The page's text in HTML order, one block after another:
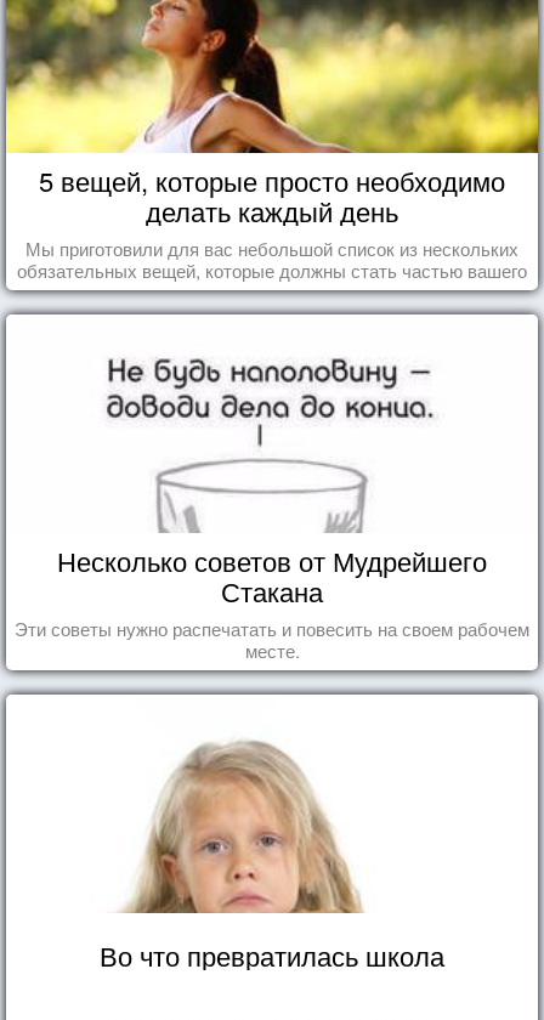
5 вещей, которые просто необходимо
делать каждый день
Мы приготовили для вас небольшой список из нескольких
обязательных вещей, которые должны стать частью вашего
дня.
Несколько советов от Мудрейшего
Стакана
Эти советы нужно распечатать и повесить на своем рабочем
месте.
Во что превратилась школа